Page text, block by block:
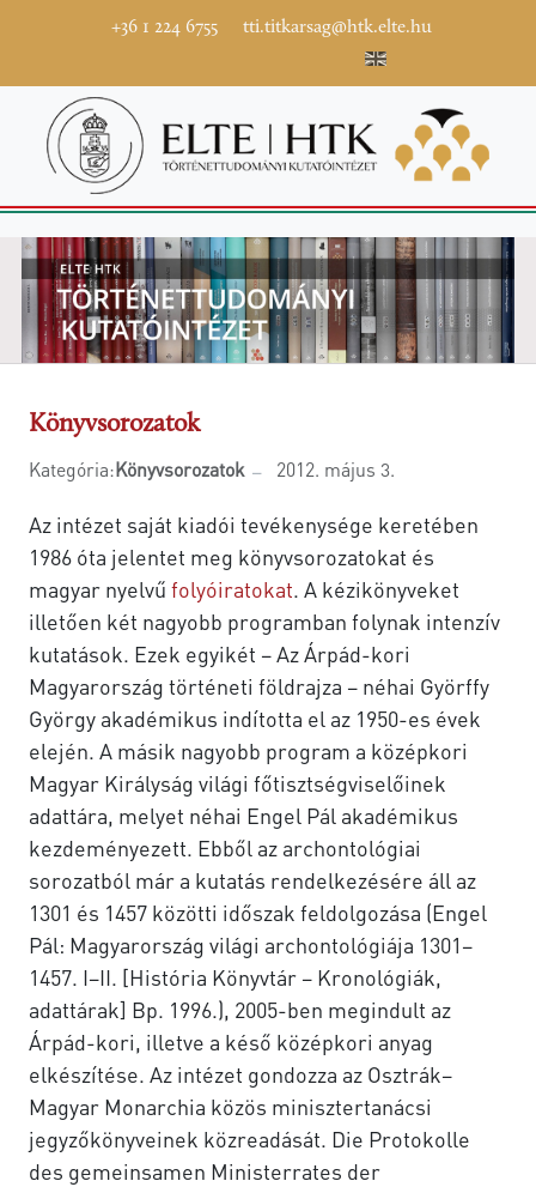
+36 1 224 6755 tti.titkarsag@htk.elte.hu
Könyvsorozatok
Kategória:Könyvsorozatok 2012. május 3.
Az intézet saját kiadói tevékenysége keretében
1986 óta jelentet meg könyvsorozatokat és
magyar nyelvű folyóiratokat. A kézikönyveket
illetően két nagyobb programban folynak intenzív
kutatások. Ezek egyikét – Az Árpád-kori
Magyarország történeti földrajza – néhai Györffy
György akadémikus indította el az 1950-es évek
elején. A másik nagyobb program a középkori
Magyar Királyság világi főtisztségviselőinek
adattára, melyet néhai Engel Pál akadémikus
kezdeményezett. Ebből az archontológiai
sorozatból már a kutatás rendelkezésére áll az
1301 és 1457 közötti időszak feldolgozása (Engel
Pál: Magyarország világi archontológiája 1301–
1457. I–II. [História Könyvtár – Kronológiák,
adattárak] Bp. 1996.), 2005-ben megindult az
Árpád-kori, illetve a késő középkori anyag
elkészítése. Az intézet gondozza az Osztrák–
Magyar Monarchia közös minisztertanácsi
jegyzőkönyveinek közreadását. Die Protokolle
des gemeinsamen Ministerrates der